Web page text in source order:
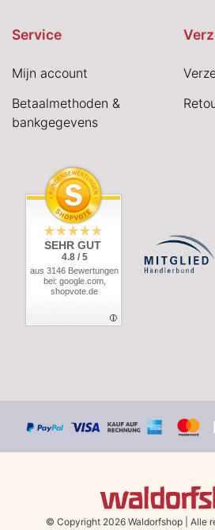
Service
Mijn account
Betaalmethoden &
bankgegevens
SEHR GUT
4.8 / 5
aus 3146 Bewertungen
bei: google.com,
shopvote.de
© Copyright 2026 Waldorfshop Alle